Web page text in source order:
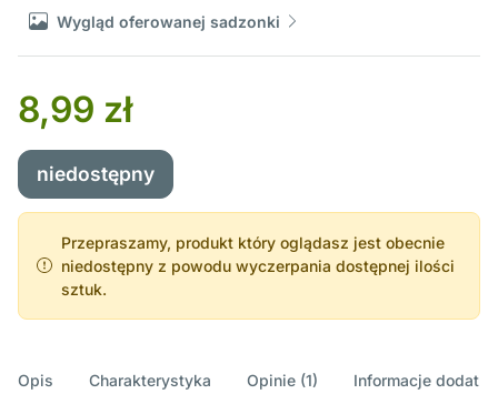
Wygląd oferowanej sadzonki
8,99 zł
niedostępny
Przepraszamy, produkt który oglądasz jest obecnie
niedostępny z powodu wyczerpania dostępnej ilości
sztuk.
Opis Charakterystyka Opinie (1) Informacje